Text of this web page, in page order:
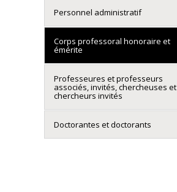
Personnel administratif
Corps professoral honoraire et
émérite
Professeures et professeurs
associés, invités, chercheuses et
chercheurs invités
Doctorantes et doctorants